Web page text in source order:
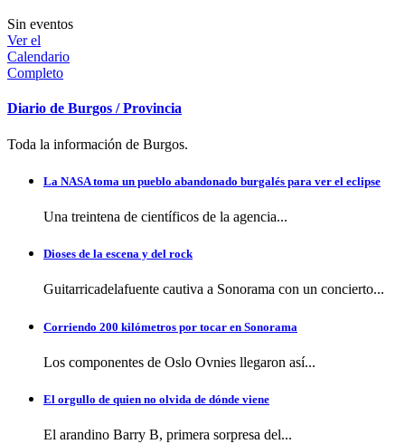
Sin eventos
Ver el
Calendario
Completo
Diario de Burgos / Provincia
Toda la información de Burgos.
La NASA toma un pueblo abandonado burgalés para ver el eclipse
Una treintena de científicos de la agencia...
Dioses de la escena y del rock
Guitarricadelafuente cautiva a Sonorama con un concierto...
Corriendo 200 kilómetros por tocar en Sonorama
Los componentes de Oslo Ovnies llegaron así...
El orgullo de quien no olvida de dónde viene
El arandino Barry B, primera sorpresa del...